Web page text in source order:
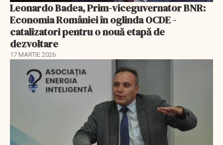
Leonardo Badea, Prim-viceguvernator BNR:
Economia României în oglinda OCDE -
catalizatori pentru o nouă etapă de
dezvoltare
17 MARTIE 2026